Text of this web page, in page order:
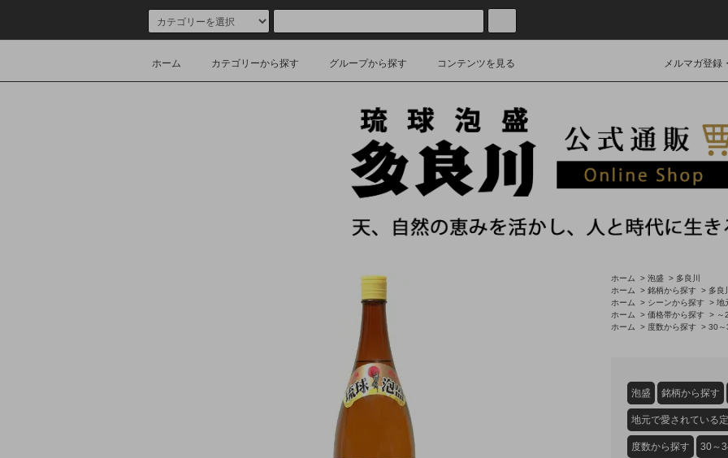
ホーム カテゴリーから探す グループから探す コンテンツを見る メルマガ登録
ホーム > 泡盛 > 多良川
ホーム
> 銘柄から探す > 多良
ホーム
> シーンから探す > 地
ホーム
> 価格帯から探す > ～
ホーム
> 度数から探す > 30～
泡盛 銘柄から探す
地元で愛されている
度数から探す 30～